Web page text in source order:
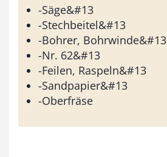
-Säge&#13
-Stechbeitel&#13
-Bohrer, Bohrwinde&#13
-Nr. 62&#13
-Feilen, Raspeln&#13
-Sandpapier&#13
-Oberfräse